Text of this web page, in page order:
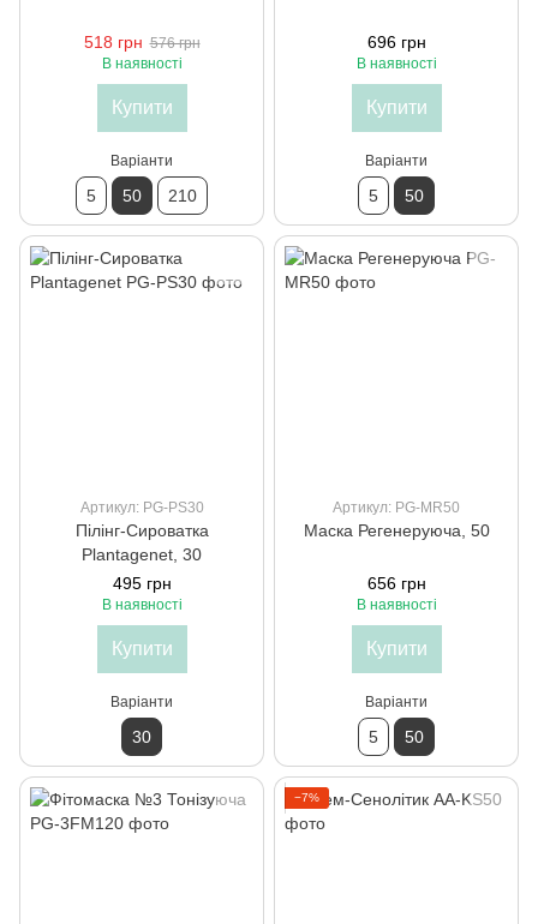
518 грн 576 грн
В наявності
Купити
Варіанти
5 50 210
696 грн
В наявності
Купити
Варіанти
5 50
Артикул: PG-PS30
Пілінг-Сироватка
Plantagenet, 30
495 грн
В наявності
Купити
Варіанти
30
Артикул: PG-MR50
Маска Регенеруюча, 50
656 грн
В наявності
Купити
Варіанти
5 50
−7%